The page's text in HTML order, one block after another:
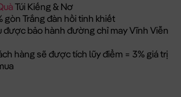
Túi Kiếng & Nơ
gòn Trắng đàn hồi tinh khiết
được bảo hành đường chỉ may Vĩnh Viễn
hàng sẽ được tích lũy điểm = 3% giá trị